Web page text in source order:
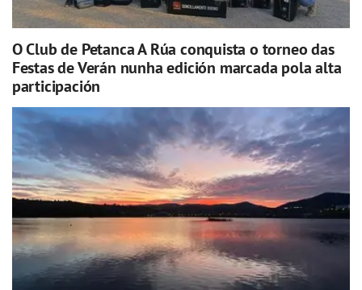
O Club de Petanca A Rúa conquista o torneo das
Festas de Verán nunha edición marcada pola alta
participación